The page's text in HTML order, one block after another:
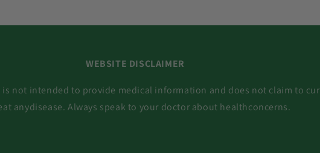
WEBSITE DISCLAIMER
is not intended to provide medical information and does not claim to
anydisease. Always speak to your doctor about healthconcerns.